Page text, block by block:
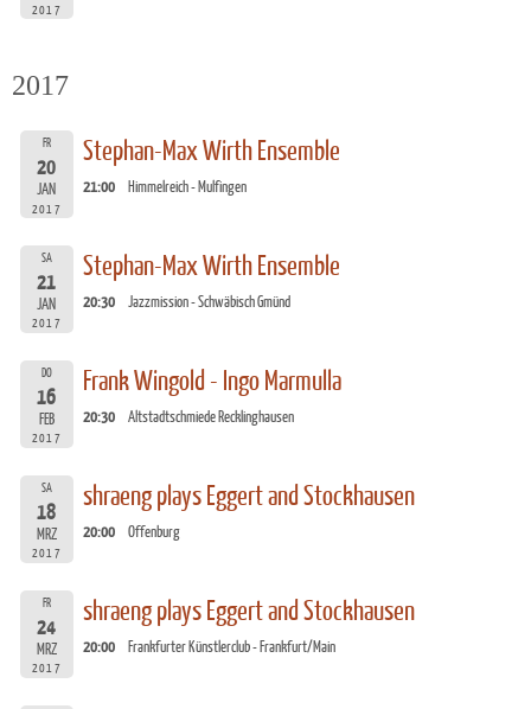
2017
2017
FR
20
JAN
2017
Stephan-Max Wirth Ensemble
21:00 Himmelreich - Mulfingen
SA
21
JAN
2017
Stephan-Max Wirth Ensemble
20:30 Jazzmission - Schwäbisch Gmünd
DO
16
FEB
2017
Frank Wingold - Ingo Marmulla
20:30 Altstadtschmiede Recklinghausen
SA
18
MRZ
2017
shraeng plays Eggert and Stockhausen
20:00 Offenburg
FR
24
MRZ
2017
shraeng plays Eggert and Stockhausen
20:00 Frankfurter Künstlerclub - Frankfurt/Main